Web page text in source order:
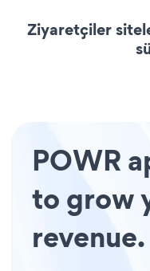
Ziyaretçiler
POWR
to grow
revenue.